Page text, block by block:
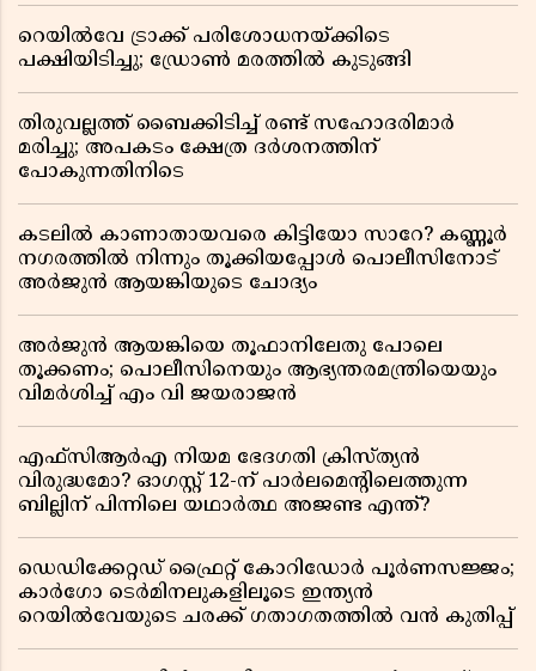
റെയിൽവേ ട്രാക്ക് പരിശോധനയ്ക്കിടെ
പക്ഷിയിടിച്ചു; ഡ്രോൺ മരത്തിൽ കുടുങ്ങി
തിരുവല്ലത്ത് ബൈക്കിടിച്ച് രണ്ട് സഹോദരിമാർ
മരിച്ചു; അപകടം ക്ഷേത്ര ദർശനത്തിന്
പോകുന്നതിനിടെ
കടലിൽ കാണാതായവരെ കിട്ടിയോ സാറേ? കണ്ണൂർ
നഗരത്തിൽ നിന്നും തൂക്കിയപ്പോൾ പൊലീസിനോട്
അർജുൻ ആയങ്കിയുടെ ചോദ്യം
അർജുൻ ആയങ്കിയെ തൂഫാനിലേതു പോലെ
തൂക്കണം; പൊലീസിനെയും ആഭ്യന്തരമന്ത്രിയെയും
വിമർശിച്ച് എം വി ജയരാജൻ
എഫ്സിആർഎ നിയമ ഭേദഗതി ക്രിസ്ത്യൻ
വിരുദ്ധമോ? ഓഗസ്റ്റ് 12-ന് പാർലമെന്റിലെത്തുന്ന
ബില്ലിന് പിന്നിലെ യഥാർത്ഥ അജണ്ട എന്ത്?
ഡെഡിക്കേറ്റഡ് ഫ്രൈറ്റ് കോറിഡോർ പൂർണസജ്ജം;
കാർഗോ ടെർമിനലുകളിലൂടെ ഇന്ത്യൻ
റെയിൽവേയുടെ ചരക്ക് ഗതാഗതത്തിൽ വൻ കുതിപ്പ്